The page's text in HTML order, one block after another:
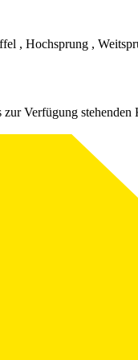
, Hochsprung ,
Verfügung stehenden